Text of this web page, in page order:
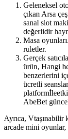
Geleneksel
çıkan Arsa
sanal slot
değerlidir
Masa
ruletler.
Gerçek
ürün, Hangi
benzerlerini
ücretli
AbeBet
Ayrıca,
arcade mini